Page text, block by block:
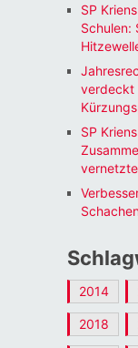
SP
Schulen:
verdeckt
SP
2014
2018